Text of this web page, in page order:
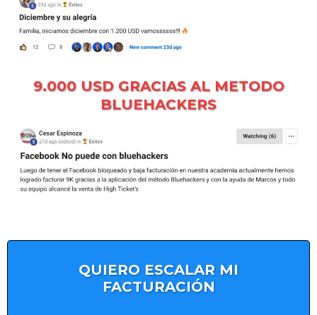
9.000 USD GRACIAS AL METODO
BLUEHACKERS
QUIERO ESCALAR MI
FACTURACIÓN